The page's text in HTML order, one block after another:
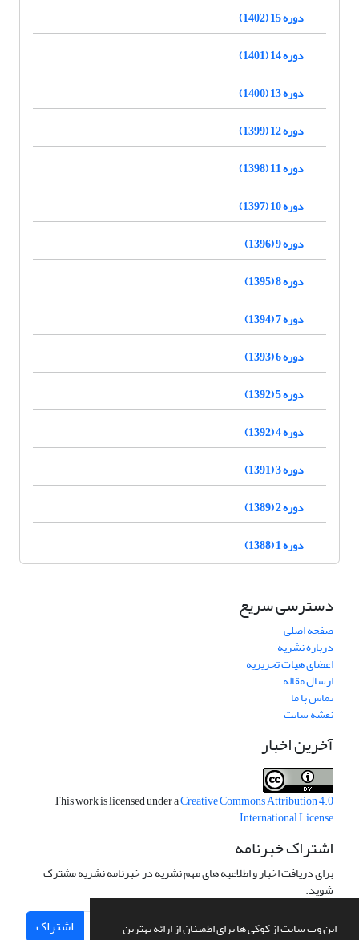
این وب سایت از کوکی ها برای اطمینان از ارائه بهترین
دوره 15 (1402)
دوره 14 (1401)
دوره 13 (1400)
دوره 12 (1399)
دوره 11 (1398)
دوره 10 (1397)
دوره 9 (1396)
دوره 8 (1395)
دوره 7 (1394)
دوره 6 (1393)
دوره 5 (1392)
دوره 4 (1392)
دوره 3 (1391)
دوره 2 (1389)
دوره 1 (1388)
دسترسی سریع
صفحه اصلی
درباره نشریه
اعضای هیات تحریریه
ارسال مقاله
تماس با ما
نقشه سایت
آخرین اخبار
This work is licensed under aCreative Commons Attribution 4.0
International License
.
اشتراک خبرنامه
برای دریافت اخبار و اطلاعیه های مهم نشریه در خبرنامه نشریه مشترک
شوید.
اشتراک